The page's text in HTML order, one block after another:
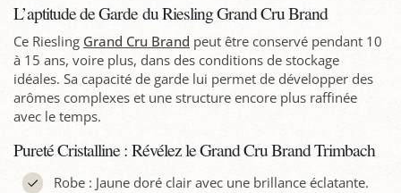
L’aptitude de Garde du Riesling Grand Cru Brand
Ce Riesling Grand Cru Brand peut être conservé pendant 10
à 15 ans, voire plus, dans des conditions de stockage
idéales. Sa capacité de garde lui permet de développer des
arômes complexes et une structure encore plus raffinée
avec le temps.
Pureté Cristalline : Révélez le Grand Cru Brand Trimbach
Robe : Jaune doré clair avec une brillance éclatante.